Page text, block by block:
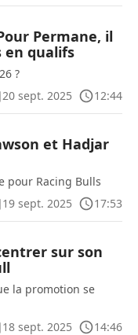
Permane, il
en qualifs
?
20 sept. 2025
12:44
et Hadjar
pour Racing Bulls
19 sept. 2025
17:53
sur son
la promotion se
18 sept. 2025
14:46